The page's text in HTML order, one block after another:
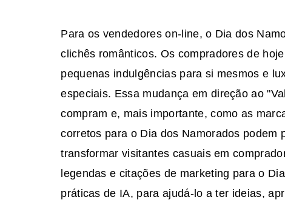
Para os vendedores on-line, o Dia dos
clichês românticos. Os compradores de
pequenas indulgências para si mesmos e
especiais. Essa mudança em direção ao
compram e, mais importante, como as
corretos para o Dia dos Namorados podem
transformar visitantes casuais em
legendas e citações de marketing para o
práticas de IA, para ajudá-lo a ter ideias,